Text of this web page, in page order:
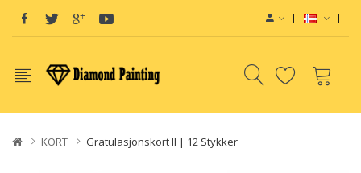
KORT Gratulasjonskort II | 12 Stykker